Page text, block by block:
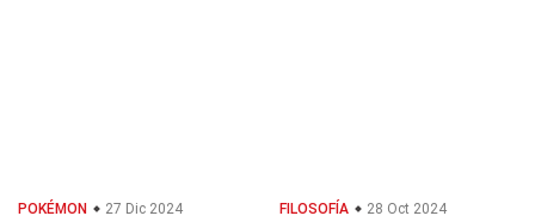
POKÉMON 27 Dic 2024 FILOSOFÍA 28 Oct 2024